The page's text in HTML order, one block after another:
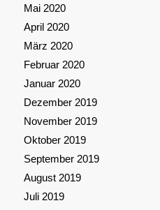
Mai 2020
April 2020
März 2020
Februar 2020
Januar 2020
Dezember 2019
November 2019
Oktober 2019
September 2019
August 2019
Juli 2019